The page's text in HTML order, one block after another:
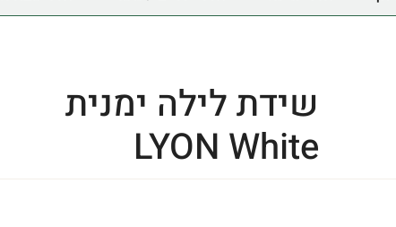
שידת לילה ימנית
LYON White